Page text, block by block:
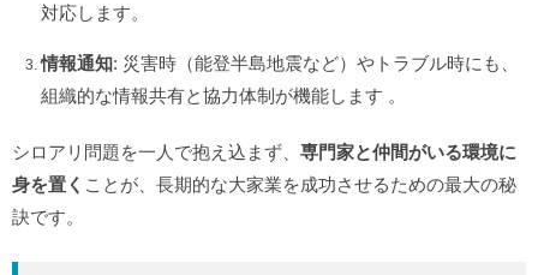
対応します。
情報通知: 災害時（能登半島地震など）やトラブル時にも、
組織的な情報共有と協力体制が機能します 。
シロアリ問題を一人で抱え込まず、 専門家と仲間がいる環境に
身を置く ことが、長期的な大家業を成功させるための最大の秘
訣です。